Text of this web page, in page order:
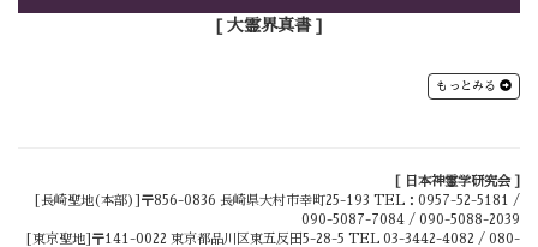
[ 大霊界真書 ]
もっとみる
[ 日本神霊学研究会 ]
[長崎聖地(本部)]〒856-0836 長崎県大村市幸町25-193 TEL：0957-52-5181 /
090-5087-7084 / 090-5088-2039
[東京聖地]〒141-0022 東京都品川区東五反田5-28-5 TEL 03-3442-4082 / 080-